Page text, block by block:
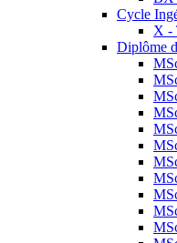
Cycle
X -
Diplôme